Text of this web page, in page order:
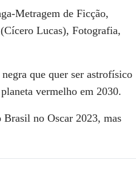
Metragem de Ficção,
Lucas), Fotografia,
que quer ser astrofísico
vermelho em 2030.
Brasil no Oscar 2023, mas